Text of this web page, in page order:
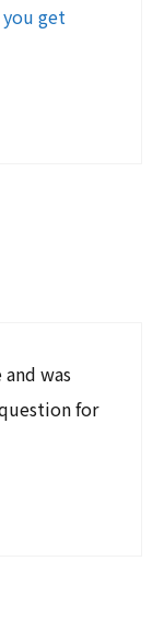
you get
was
for